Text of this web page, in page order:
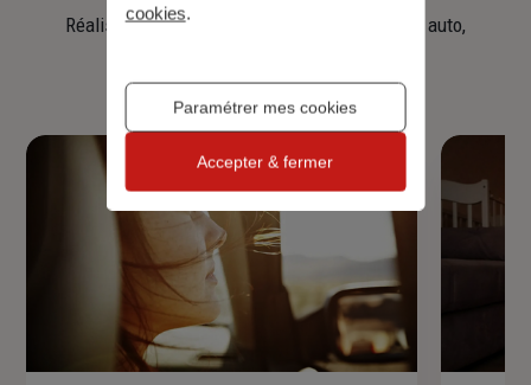
Réalisez une simulation tarifaire d'assurance, auto,
cookies.
Paramétrer mes cookies
Accepter & fermer